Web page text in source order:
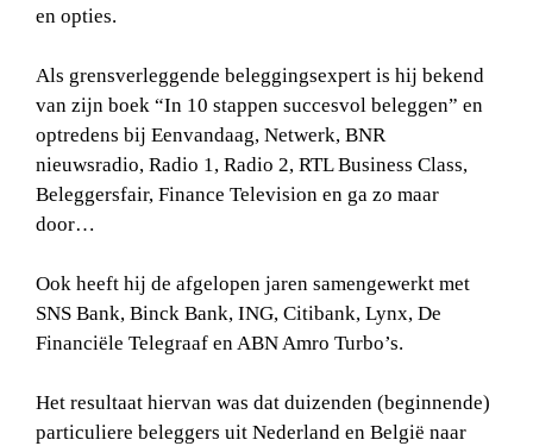
en opties.
Als grensverleggende beleggingsexpert is hij bekend
van zijn boek “In 10 stappen succesvol beleggen” en
optredens bij Eenvandaag, Netwerk, BNR
nieuwsradio, Radio 1, Radio 2, RTL Business Class,
Beleggersfair, Finance Television en ga zo maar
door…
Ook heeft hij de afgelopen jaren samengewerkt met
SNS Bank, Binck Bank, ING, Citibank, Lynx, De
Financiële Telegraaf en ABN Amro Turbo’s.
Het resultaat hiervan was dat duizenden (beginnende)
particuliere beleggers uit Nederland en België naar